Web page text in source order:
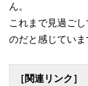
ん。
これまで見過ご
のだと感じていま
［関連リンク］